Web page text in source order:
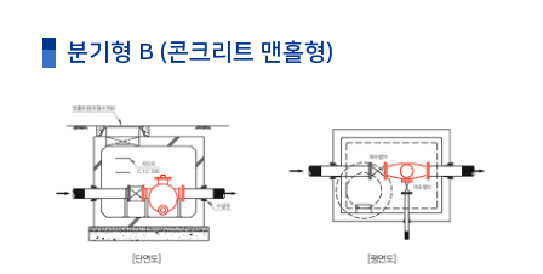
분기형 B (콘크리트 맨홀형)